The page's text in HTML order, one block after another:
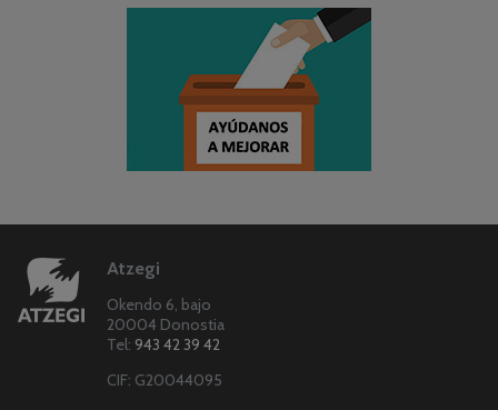
Atzegi
Okendo 6, bajo
20004 Donostia
Tel: 943 42 39 42
CIF: G20044095